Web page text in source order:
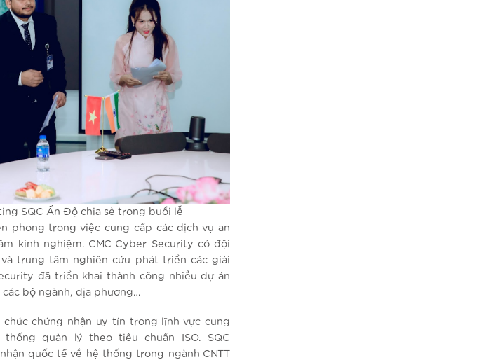
SQC Ấn Độ chia sẻ trong buổi lễ
phong trong việc cung cấp các dịch vụ an
kinh nghiệm. CMC Cyber Security có đội
trung tâm nghiên cứu phát triển các giải
đã triển khai thành công nhiều dự án
bộ ngành, địa phương…
chứng nhận uy tín trong lĩnh vực cung
quản lý theo tiêu chuẩn ISO. SQC
quốc tế về hệ thống trong ngành CNTT